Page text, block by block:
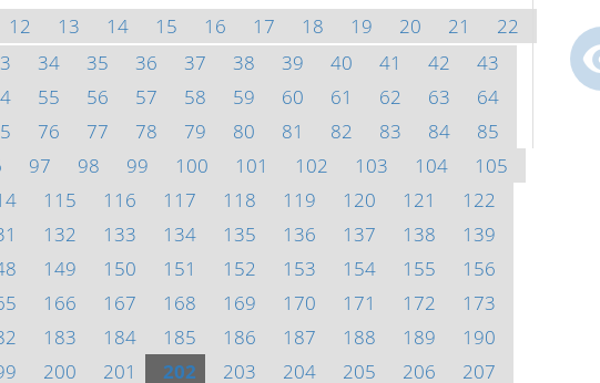
12 13 14 15 16 17 18 19 20 21
22
34 35 36 37 38 39 40 41 42
43
55 56 57 58 59 60 61 62 63
64
76 77 78 79 80 81 82 83 84
85
97 98 99 100 101 102 103 104
105
115 116 117 118 119 120 121
122
132 133 134 135 136 137 138
139
149 150 151 152 153 154 155
156
166 167 168 169 170 171 172
173
183 184 185 186 187 188 189
190
200 201 202 203 204 205 206
207